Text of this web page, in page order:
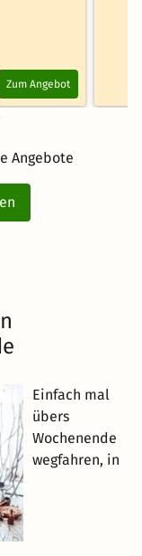
Zum Angebot
Angebote
Einfach mal
übers
Wochenende
wegfahren, in